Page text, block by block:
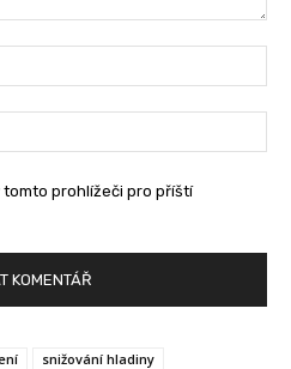
tomto prohlížeči pro příští
snižování hladiny